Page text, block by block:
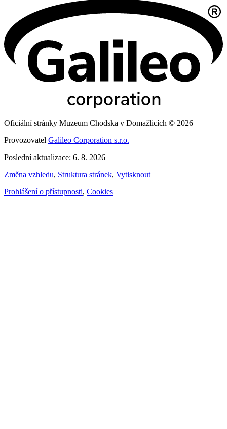
Oficiální stránky Muzeum Chodska v Domažlicích © 2026
Provozovatel Galileo Corporation s.r.o.
Poslední aktualizace: 6. 8. 2026
Změna vzhledu, Struktura stránek, Vytisknout
Prohlášení o přístupnosti, Cookies